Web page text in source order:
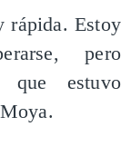
rápida. Estoy
pero
estuvo